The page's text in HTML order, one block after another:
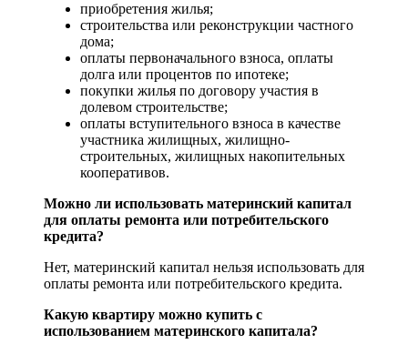
приобретения жилья;
строительства или реконструкции частного
дома;
оплаты первоначального взноса, оплаты
долга или процентов по ипотеке;
покупки жилья по договору участия в
долевом строительстве;
оплаты вступительного взноса в качестве
участника жилищных, жилищно-
строительных, жилищных накопительных
кооперативов.
Можно ли использовать материнский капитал
для оплаты ремонта или потребительского
кредита?
Нет, материнский капитал нельзя использовать для
оплаты ремонта или потребительского кредита.
Какую квартиру можно купить с
использованием материнского капитала?